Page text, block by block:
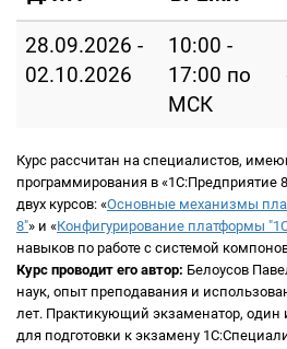
28.09.2026 -
02.10.2026
10:00 -
17:00 по
МСК
Курс рассчитан на специалистов,
программирования в «1С:Предприятие
двух курсов: «Основные механизмы
8"» и «Конфигурирование платформы
навыков по работе с системой
Курс проводит его автор: Белоусов
наук, опыт преподавания и
лет. Практикующий экзаменатор, один
для подготовки к экзамену